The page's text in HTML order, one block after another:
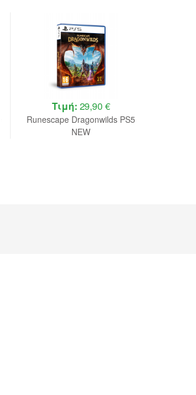
Τιμή: 29,90 €
Runescape Dragonwilds PS5
NEW